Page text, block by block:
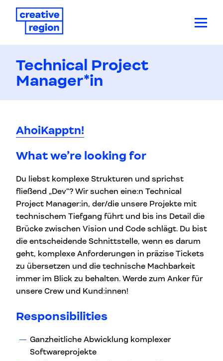
Technical Project
Manager*in
AhoiKapptn!
What we’re looking for
Du liebst komplexe Strukturen und sprichst
fließend „Dev“? Wir suchen eine:n Technical
Project Manager:in, der/die unsere Projekte mit
technischem Tiefgang führt und bis ins Detail die
Brücke zwischen Vision und Code schlägt. Du bist
die entscheidende Schnittstelle, wenn es darum
geht, komplexe Anforderungen in präzise Tickets
zu übersetzen und die technische Machbarkeit
immer im Blick zu behalten. Werde zum Anker für
unsere Crew und Kund:innen!
Responsibilities
Ganzheitliche Abwicklung komplexer
Softwareprojekte